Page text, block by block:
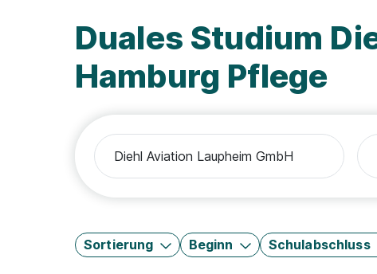
Duales Studium
Hamburg Pflege
Sortierung Beginn Schulabschluss